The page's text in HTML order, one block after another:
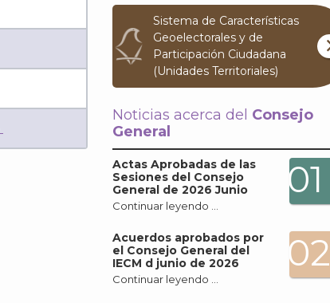
Sistema de Características
Geoelectorales y de
Participación Ciudadana
(Unidades Territoriales)
Noticias acerca del Consejo
General
Actas Aprobadas de las
Sesiones del Consejo
General de 2026 Junio
Continuar leyendo …
01
Acuerdos aprobados por
el Consejo General del
IECM d junio de 2026
Continuar leyendo …
02